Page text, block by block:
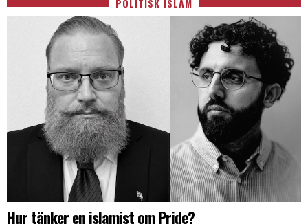
Hur tänker en islamist om Pride?